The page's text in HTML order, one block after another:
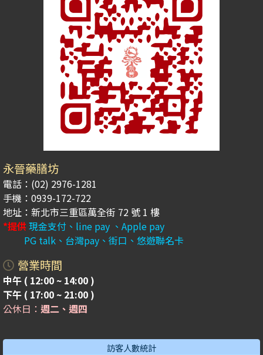
永晉藥膳坊
電話：(02) 2976-1281
手機：0939-172-722
地址：新北市三重區萬全街 72 號 1 樓
*提供現金支付、line pay 、Apple pay
PG talk、台灣pay、街口、悠遊聯名卡
營業時間
中午 ( 12:00 ~ 14:00 )
下午 ( 17:00 ~ 21:00 )
公休日： 週二、週四
訪客人數統計